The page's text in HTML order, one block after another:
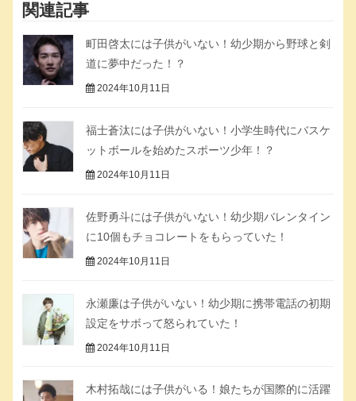
関連記事
町田啓太には子供がいない！幼少期から野球と剣
道に夢中だった！？
2024年10月11日
福士蒼汰には子供がいない！小学生時代にバスケ
ットボールを始めたスポーツ少年！？
2024年10月11日
佐野勇斗には子供がいない！幼少期バレンタイン
に10個もチョコレートをもらっていた！
2024年10月11日
永瀬廉は子供がいない！幼少期に携帯電話の初期
設定をサボって怒られていた！
2024年10月11日
木村拓哉には子供がいる！娘たちが国際的に活躍